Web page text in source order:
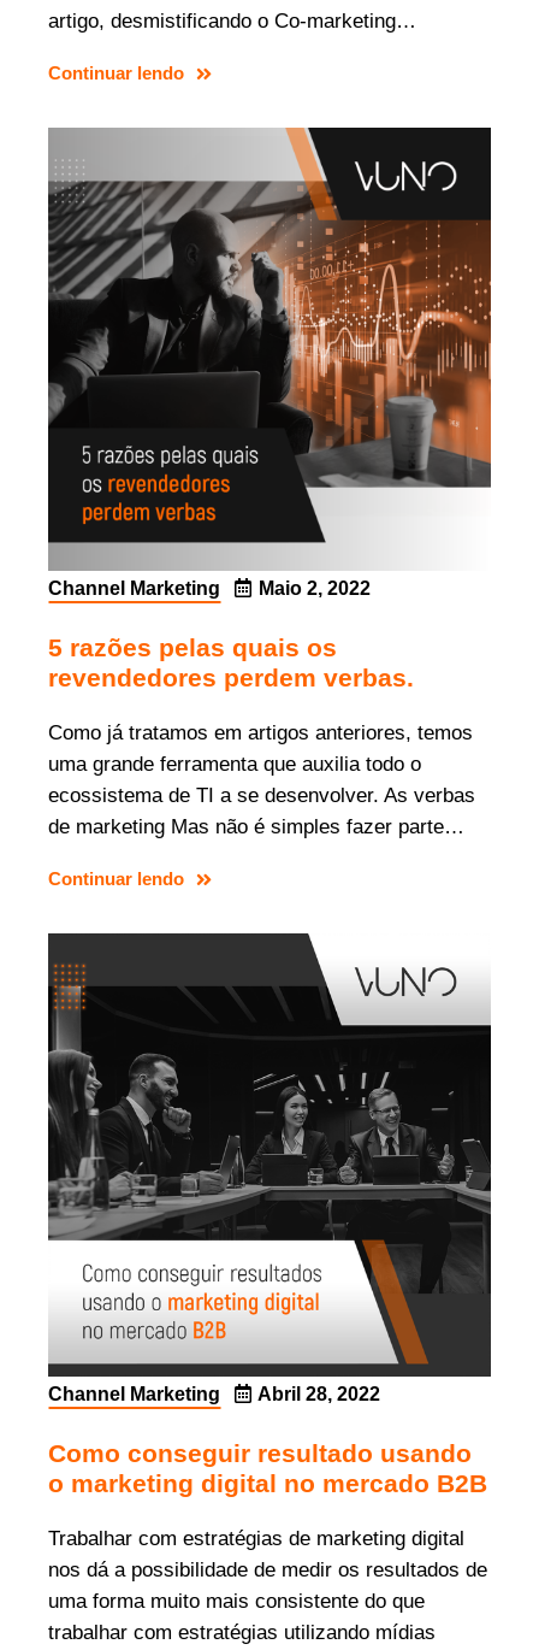
artigo, desmistificando o Co-marketing…
Continuar lendo
Channel Marketing Maio 2, 2022
5 razões pelas quais os
revendedores perdem verbas.
Como já tratamos em artigos anteriores, temos
uma grande ferramenta que auxilia todo o
ecossistema de TI a se desenvolver. As verbas
de marketing Mas não é simples fazer parte…
Continuar lendo
Channel Marketing Abril 28, 2022
Como conseguir resultado usando
o marketing digital no mercado B2B
Trabalhar com estratégias de marketing digital
nos dá a possibilidade de medir os resultados de
uma forma muito mais consistente do que
trabalhar com estratégias utilizando mídias